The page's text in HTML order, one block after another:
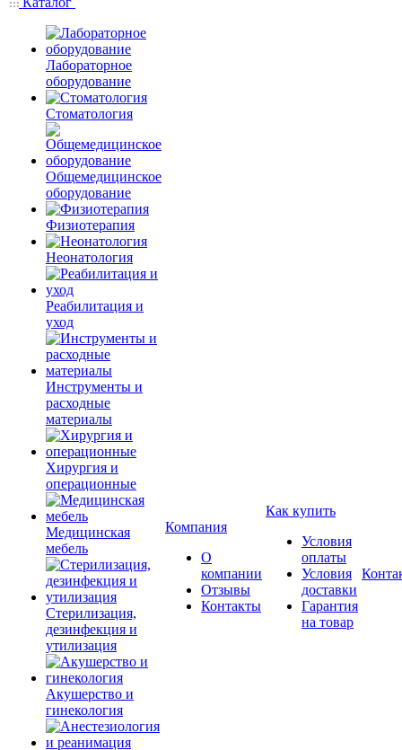
Лабораторное
оборудование
Стоматология
Общемедицинское
оборудование
Физиотерапия
Неонатология
Реабилитация и
уход
Инструменты и
расходные
материалы
Хирургия и
операционные
Медицинская
мебель
Стерилизация,
дезинфекция и
утилизация
Акушерство и
гинекология
Компания
О
компании
Отзывы
Контакты
Как купить
Условия
оплаты
Условия
доставки
Гарантия
на товар